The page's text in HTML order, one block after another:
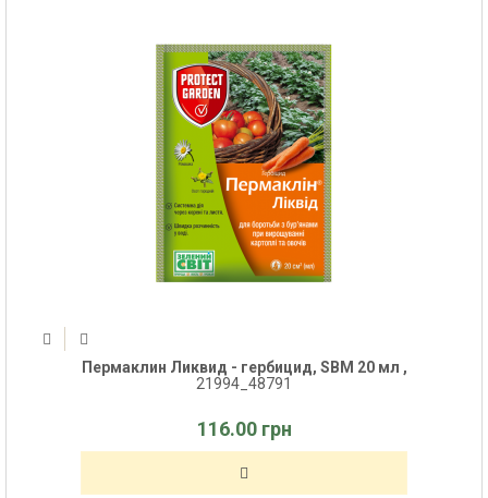
Пермаклин Ликвид - гербицид, SBM 20 мл ,
21994_48791
116.00 грн